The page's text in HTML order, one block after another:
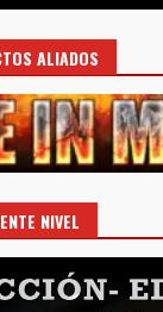
ALIADOS
NIVEL